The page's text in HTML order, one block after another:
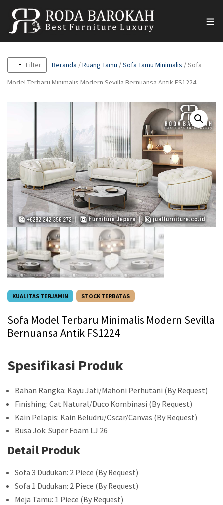
Filter Beranda /Ruang Tamu /Sofa Tamu Minimalis / Sofa
Model Terbaru Minimalis Modern Sevilla Bernuansa Antik FS1224
KUALITAS TERJAMIN STOCK TERBATAS
Sofa Model Terbaru Minimalis Modern Sevilla
Bernuansa Antik FS1224
Spesifikasi Produk
Bahan Rangka: Kayu Jati/Mahoni Perhutani (By Request)
Finishing: Cat Natural/Duco Kombinasi (By Request)
Kain Pelapis: Kain Beludru/Oscar/Canvas (By Request)
Busa Jok: Super Foam LJ 26
Detail Produk
Sofa 3 Dudukan: 2 Piece (By Request)
Sofa 1 Dudukan: 2 Piece (By Request)
Meja Tamu: 1 Piece (By Request)